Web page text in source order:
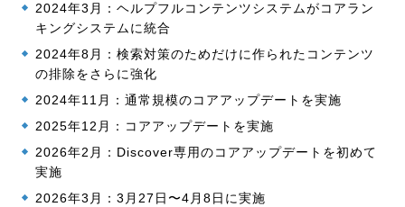
2024年3月：ヘルプフルコンテンツシステムがコアラン
キングシステムに統合
2024年8月：検索対策のためだけに作られたコンテンツ
の排除をさらに強化
2024年11月：通常規模のコアアップデートを実施
2025年12月：コアアップデートを実施
2026年2月：Discover専用のコアアップデートを初めて
実施
2026年3月：3月27日〜4月8日に実施